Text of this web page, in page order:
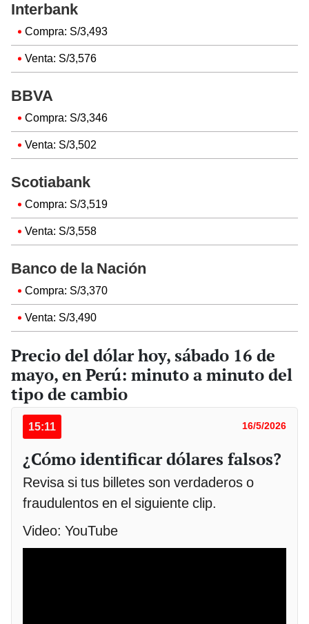
Interbank
Compra: S/3,493
Venta: S/3,576
BBVA
Compra: S/3,346
Venta: S/3,502
Scotiabank
Compra: S/3,519
Venta: S/3,558
Banco de la Nación
Compra: S/3,370
Venta: S/3,490
Precio del dólar hoy, sábado 16 de
mayo, en Perú: minuto a minuto del
tipo de cambio
15:11 16/5/2026
¿Cómo identificar dólares falsos?
Revisa si tus billetes son verdaderos o
fraudulentos en el siguiente clip.
Video: YouTube